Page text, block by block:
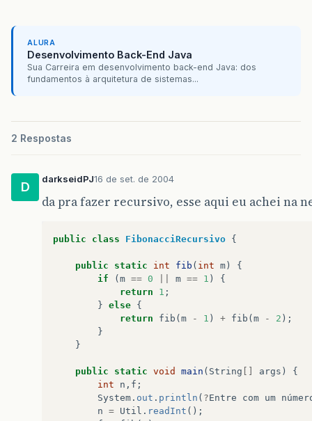
ALURA
Desenvolvimento Back-End Java
Sua Carreira em desenvolvimento back-end Java: dos
fundamentos à arquitetura de sistemas...
2 Respostas
D
darkseidPJ16 de set. de 2004
da pra fazer recursivo, esse aqui eu achei na
public class FibonacciRecursivo {
public static int fib ( int m )
{
if
( m == 0 m == 1 )
{
return
1 ;
} else {
return
fib ( m - 1 ) + fib ( m - 2 );
}
}
public static void main ( String args )
{
int
n , f ;
System . out . println ( ?Entre com um
n = Util . readInt ();